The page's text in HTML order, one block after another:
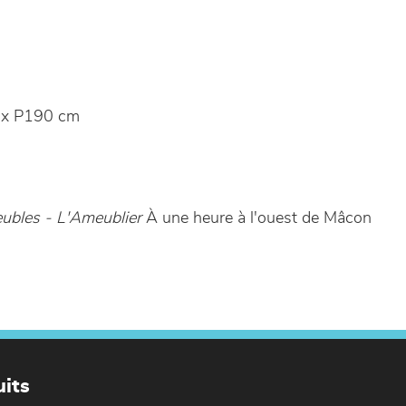
P190 cm
- L'AmeublierÀ une heure à l'ouest de Mâcon